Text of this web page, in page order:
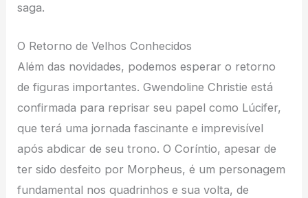
saga.
O Retorno de Velhos Conhecidos
Além das novidades, podemos esperar o retorno
de figuras importantes. Gwendoline Christie está
confirmada para reprisar seu papel como Lúcifer,
que terá uma jornada fascinante e imprevisível
após abdicar de seu trono. O Coríntio, apesar de
ter sido desfeito por Morpheus, é um personagem
fundamental nos quadrinhos e sua volta, de